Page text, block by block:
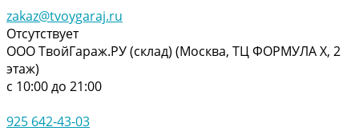
zakaz@tvoygaraj.ru
Отсутствует
ООО ТвойГараж.РУ (склад) (Москва, ТЦ ФОРМУЛА Х, 2
этаж)
с 10:00 до 21:00
925 642-43-03